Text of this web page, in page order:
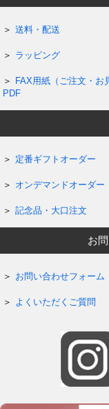
送料・配送
ラッピング
FAX用紙（ご注文・お
PDF
定番ギフトオーダー
オンデマンドオーダー
記念品・大口注文
お
お問い合わせフォーム
よくいただくご質問